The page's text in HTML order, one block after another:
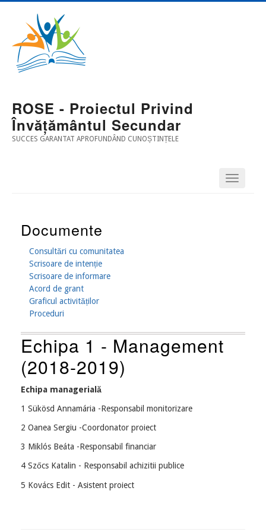
conţinutul
principal
ROSE - Proiectul Privind
Învățământul Secundar
SUCCES GARANTAT APROFUNDÂND CUNOȘTINȚELE
Main
Navigation
Documente
Consultări cu comunitatea
Scrisoare de intenție
Scrisoare de informare
Acord de grant
Graficul activităților
Proceduri
Echipa 1 - Management
(2018-2019)
Echipa managerială
1 Sükösd Annamária -Responsabil monitorizare
2 Oanea Sergiu -Coordonator proiect
3 Miklós Beáta -Responsabil financiar
4 Szőcs Katalin - Responsabil achizitii publice
5 Kovács Edit - Asistent proiect